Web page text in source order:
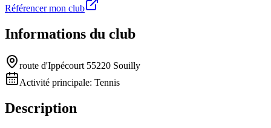
Référencer mon club
Informations du club
route d'Ippécourt 55220 Souilly
Activité principale: Tennis
Description